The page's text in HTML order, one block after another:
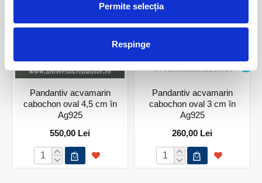
Permite selecția
Respinge
Pandantiv acvamarin
cabochon oval 4,5 cm în
Ag925
550,00 Lei
Pandantiv acvamarin
cabochon oval 3 cm în
Ag925
260,00 Lei